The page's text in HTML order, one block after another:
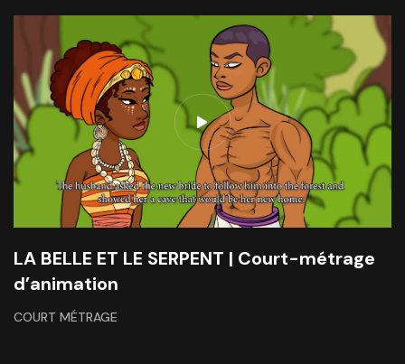
LA BELLE ET LE SERPENT | Court-métrage
d’animation
COURT MÉTRAGE